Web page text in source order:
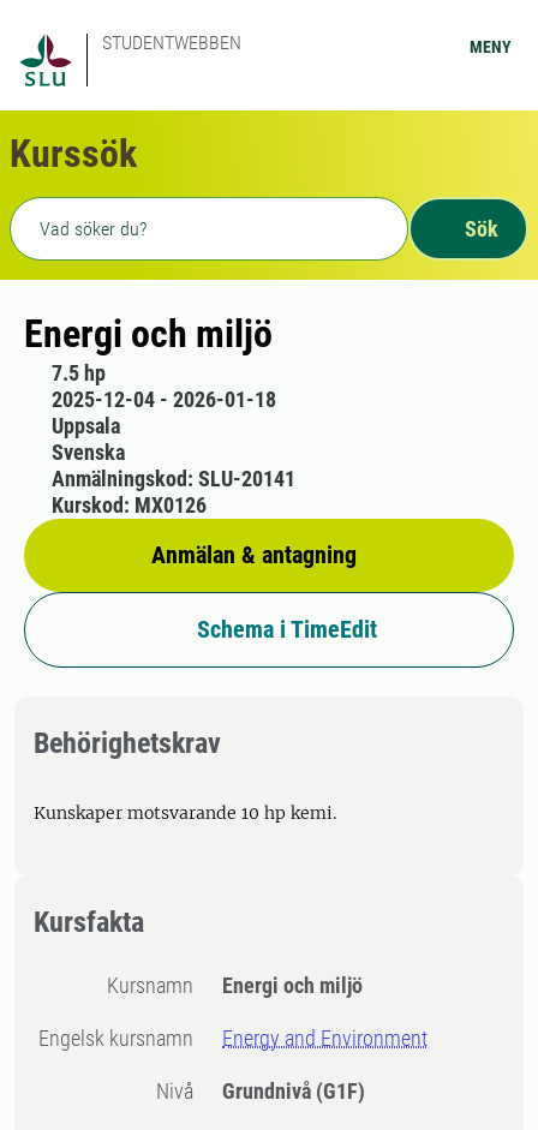
STUDENTWEBBEN MENY
Kurssök
Fritext sökning
Sök
Energi och miljö
7.5 hp
2025-12-04 - 2026-01-18
Uppsala
Svenska
Anmälan & antagning
Anmälningskod: SLU-20141
Kurskod: MX0126
Schema i TimeEdit
Behörighetskrav
Kunskaper motsvarande 10 hp kemi.
Kursfakta
Kursnamn Energi och miljö
Engelsk kursnamn Energy and Environment
Nivå Grundnivå (G1F)